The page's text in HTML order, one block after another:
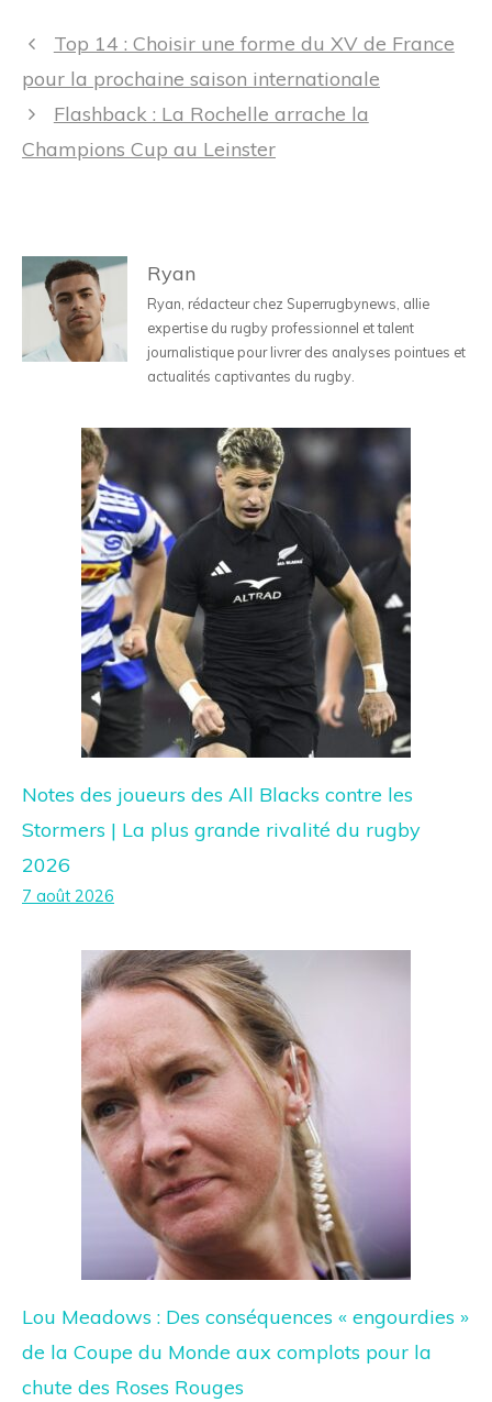
Navigation
des
Top 14 : Choisir une forme du XV de France
pour la prochaine saison internationale
Flashback : La Rochelle arrache la
Champions Cup au Leinster
Ryan
Ryan, rédacteur chez Superrugbynews, allie
expertise du rugby professionnel et talent
journalistique pour livrer des analyses pointues et
actualités captivantes du rugby.
Notes des joueurs des All Blacks contre les
Stormers | La plus grande rivalité du rugby
2026
7 août 2026
Lou Meadows : Des conséquences « engourdies »
de la Coupe du Monde aux complots pour la
chute des Roses Rouges